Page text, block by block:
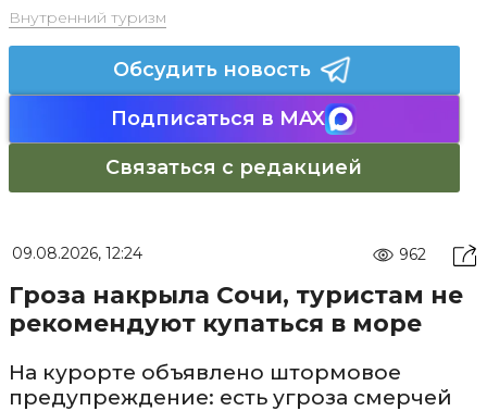
Внутренний туризм
Обсудить новость
Подписаться в MAX
Связаться с редакцией
09.08.2026, 12:24 962
Гроза накрыла Сочи, туристам не
рекомендуют купаться в море
На курорте объявлено штормовое
предупреждение: есть угроза смерчей